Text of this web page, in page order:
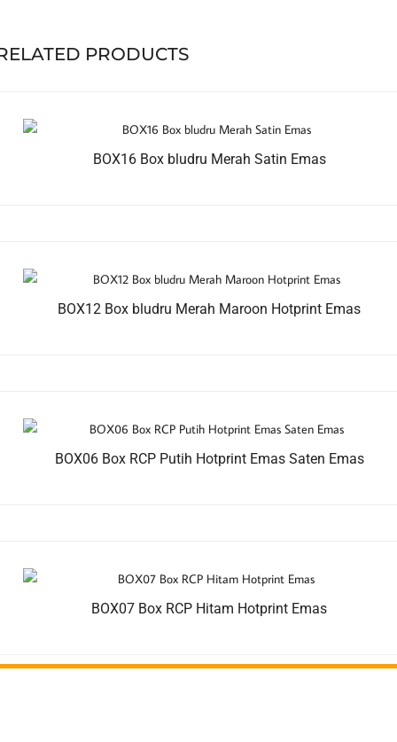
PRODUCTS
BOX16 Box bludru Merah Satin Emas
BOX12 Box bludru Merah Maroon Hotprint Emas
BOX06 Box RCP Putih Hotprint Emas Saten Emas
BOX07 Box RCP Hitam Hotprint Emas